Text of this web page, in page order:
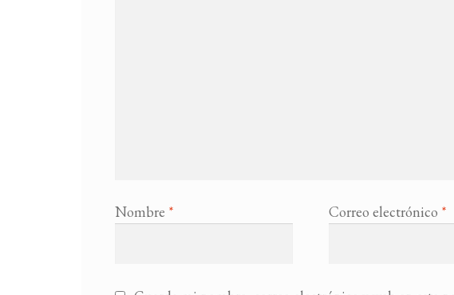
Nombre * Correo electrónico *